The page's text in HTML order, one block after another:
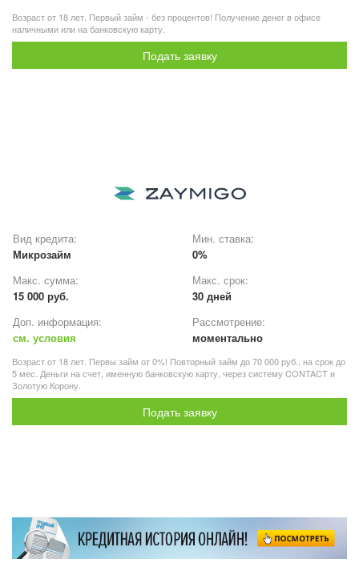
Возраст от 18 лет. Первый займ - без процентов! Получение денег в офисе
наличными или на банковскую карту.
Подать заявку
Вид кредита:
Микрозайм
Мин. ставка:
0%
Макс. сумма:
15 000 руб.
Макс. срок:
30 дней
Доп. информация:
см. условия
Рассмотрение:
моментально
Возраст от 18 лет. Первы займ от 0%! Повторный займ до 70 000 руб., на срок до
5 мес. Деньги на счет, именную банковскую карту, через систему CONTACT и
Золотую Корону.
Подать заявку